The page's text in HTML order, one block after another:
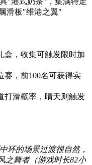
滑板"维港之翼"
盒，收集可触发限时加
赛，前100名可获得实
打滑概率，晴天则触发
环的场景过渡很自然，
舞者（游戏时长82小